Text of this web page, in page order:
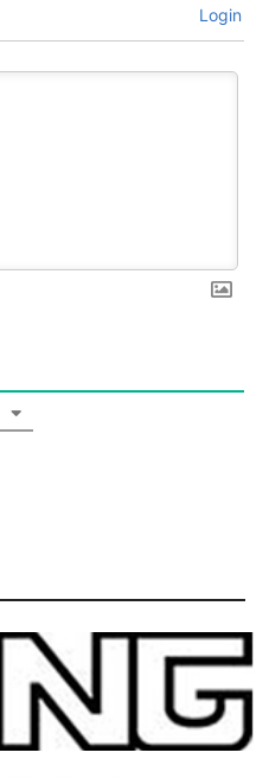
Login